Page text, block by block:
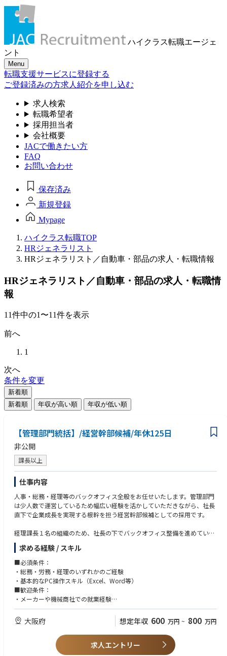
ハイクラス転職エージェ
ント
Menu
転職支援サービスに登録する
ご登録済みの方求人紹介を申し込む
求人検索
転職希望者
採用担当者
会社概要
JACで働きたい方
FAQ
お問い合わせ
保存済み
新規登録
Mypage
ハイクラス転職TOP
HRジェネラリスト
HRジェネラリスト／自動車・部品の求人・転職情報
HRジェネラリスト／自動車・部品の求人・転職情
報
11件中の1〜11件を表示
前へ
1
次へ
条件を変更
新着順
新着順
年収が高い順 年収が低い順
【管理部門統括】/経営幹部候補/年休125日
非公開
課長以上
仕事内容
人事・総務・経理等のバックオフィス全般をお任せいたします。管理部門
は少人数で運営しているため幅広い経験を活かしていただきながら、社長
直下で企業成長を実現する根幹を担う経営幹部候補としての採用です。
経理課長１名の組織のため、社長の下でバックオフィス整備を進めていた
だきながら、実務もお任せするポジションとなります。
人事と総務の仕事が中心で、以下の内容をお任せします。
■人事：採用活動（人材会社との折衝、面接対応等）、採用計画の立案、
社内教育制度の構築など
■総務：各種備品・設備の管理、社内規程・ルールの整備、社内文書の作
成・確認等の社内サポート業務
算、勤怠管理、社会保険手続き
■経理：経理課長のサポート、経理/財務全般。
求める経験 / スキル
■必須条件：
・総務・労務・経理のいずれかのご経験
・基本的なPC操作スキル（Excel、Word等）
■歓迎条件：
・メーカーや機械商社での就業経験
・日商簿記検定2級、衛生管理者の資格所持
大阪府 想定年収 600 万円 ~ 800 万円
求人エントリー